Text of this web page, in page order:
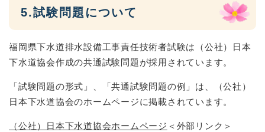
5.試験問題について
福岡県下水道排水設備工事責任技術者試験は（公社）日本
下水道協会作成の共通試験問題が採用されています。
「試験問題の形式」、「共通試験問題の例」は、（公社）
日本下水道協会のホームページに掲載されています。
（公社）日本下水道協会ホームページ ＜外部リンク＞